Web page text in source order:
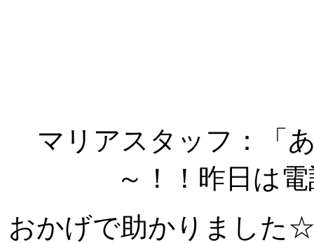
マリアスタッフ：「
～！！昨日は
おかげで助かりました